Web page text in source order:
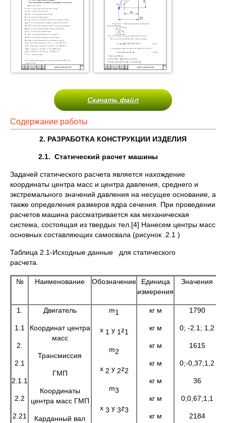
Скачать файл
Содержание работы
2. РАЗРАБОТКА КОНСТРУКЦИИ ИЗДЕЛИЯ
2.1. Статический расчет машины
Задачей статического расчета является нахождение
координаты центра масс и центра давления, среднего и
экстремального значений давления на несущее основание, а
также определения размеров ядра сечения. При проведении
расчетов машина рассматривается как механическая
система, состоящая из твердых тел.[4] Нанесем центры масс
основных составляющих самосвала (рисунок .2.1 )
Таблица 2.1-Исходные данные для статического
расчета.
№ Наименование Обозначение
Единица
измерения
Значения
1.
1.1
2.
2.1
2.1.1
2.2
2.21
Двигатель
Координат центра
масс
Трансмиссия
ГМП
Координаты
центра масс ГМП
Карданный вал
m1
x 1 y 1z1
m2
x 2 y 2z2
m3
x 3 y 3z3
кг м
кг м
кг м
кг м
кг м
кг м
кг м
1790
0; -2.1; 1,2
1615
0;-0,37;1,2
36
0;0,67;1,1
2184